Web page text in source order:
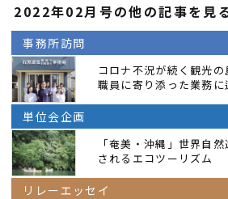
2022年02月号の他の記事を見
事務所訪問
コロナ不況が続く観光の
職員に寄り添った業務に
単位会企画
「奄美・沖縄」世界自
されるエコツーリズム
リレーエッセイ